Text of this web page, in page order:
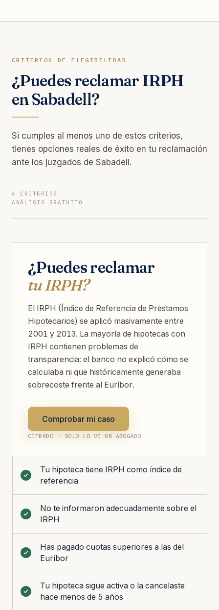
CRITERIOS DE ELEGIBILIDAD
¿Puedes reclamar IRPH
en Sabadell?
Si cumples al menos uno de estos criterios,
tienes opciones reales de éxito en tu reclamación
ante los juzgados de Sabadell.
4 CRITERIOS
ANÁLISIS GRATUITO
¿Puedes reclamar
tu IRPH?
El IRPH (Índice de Referencia de Préstamos
Hipotecarios) se aplicó masivamente entre
2001 y 2013. La mayoría de hipotecas con
IRPH contienen problemas de
transparencia: el banco no explicó cómo se
calculaba ni que históricamente generaba
sobrecoste frente al Euríbor.
Comprobar mi caso
CIFRADO · SOLO LO VE UN ABOGADO
Tu hipoteca tiene IRPH como índice de
referencia
No te informaron adecuadamente sobre el
IRPH
Has pagado cuotas superiores a las del
Euríbor
Tu hipoteca sigue activa o la cancelaste
hace menos de 5 años